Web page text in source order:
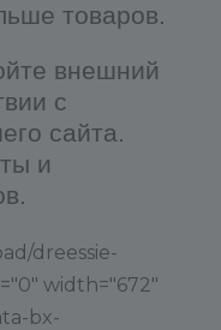
товаров.
внешний
с
сайта.
и
dreessie-
width="672"
bx-